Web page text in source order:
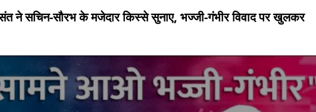
ने सचिन-सौरभ के मजेदार किस्से सुनाए, भज्जी-गंभीर विवाद पर खुलकर